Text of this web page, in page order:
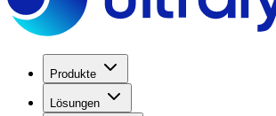
Produkte
Lösungen